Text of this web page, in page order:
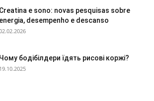
Creatina e sono: novas pesquisas sobre
energia, desempenho e descanso
Чому бодібілдери їдять рисові коржі?
19.10.2025